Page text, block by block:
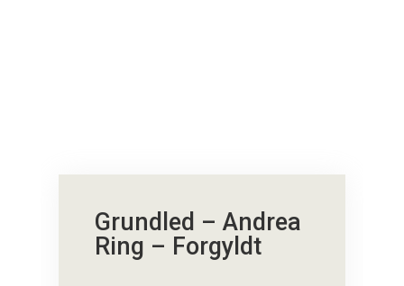
Grundled – Andrea
Ring – Forgyldt